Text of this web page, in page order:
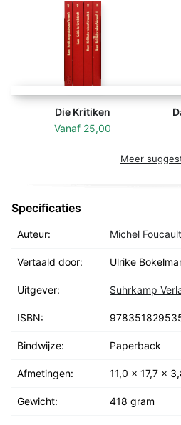
Die Kritiken
Vanaf 25,00
Meer
Specificaties
Auteur: Michel Foucault
Vertaald door: Ulrike
Uitgever: Suhrkamp
ISBN:
Bindwijze: Paperback
Afmetingen: 11,0 x 17,7 x
Gewicht: 418 gram